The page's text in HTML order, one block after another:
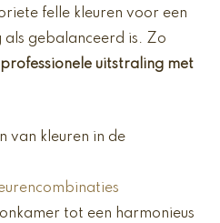
felle kleuren voor een
gebalanceerd is. Zo
professionele uitstraling met
van kleuren in de
tot een harmonieus